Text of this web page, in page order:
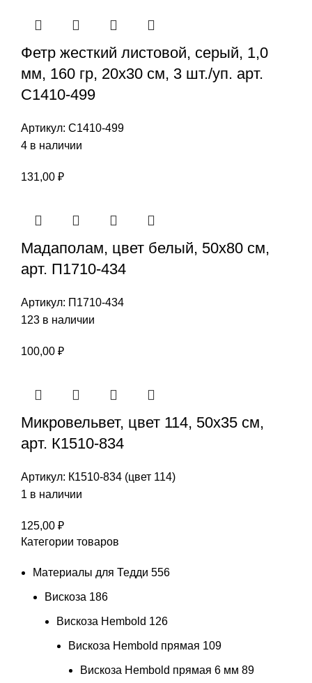
Фетр жесткий листовой, серый, 1,0
мм, 160 гр, 20х30 см, 3 шт./уп. арт.
С1410-499
Артикул: С1410-499
4 в наличии
131,00 ₽
Мадаполам, цвет белый, 50х80 см,
арт. П1710-434
Артикул: П1710-434
123 в наличии
100,00 ₽
Микровельвет, цвет 114, 50х35 см,
арт. К1510-834
Артикул: К1510-834 (цвет 114)
1 в наличии
125,00 ₽
Категории товаров
Материалы для Тедди 556
Вискоза 186
Вискоза Hembold 126
Вискоза Hembold прямая 109
Вискоза Hembold прямая 6 мм 89